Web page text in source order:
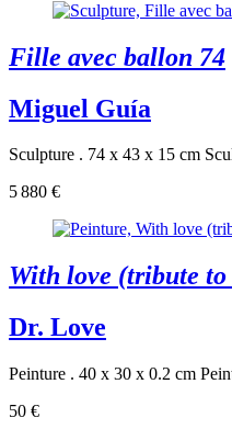
Fille avec ballon 74
Miguel Guía
Sculpture . 74 x 43 x 15 cm
5 880 €
With love (tribute to
Dr. Love
Peinture . 40 x 30 x 0.2 cm
50 €